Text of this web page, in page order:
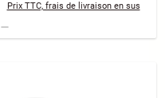
Prix TTC, frais de livraison en sus